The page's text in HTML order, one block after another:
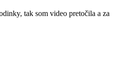
tak som video pretočila a za